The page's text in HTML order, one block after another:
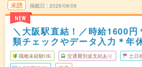
未読
NEW
掲載日 2026/08/06
＼大阪駅直結！／時給1600円
類チェックやデータ入力＊年
職種未経験OK 交通費別途支給あり 土日